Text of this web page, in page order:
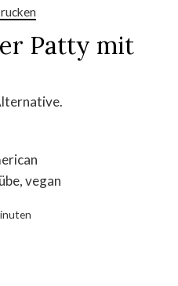
Patty mit
vegan